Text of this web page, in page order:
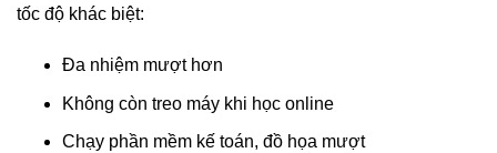
tốc độ khác biệt:
Đa nhiệm mượt hơn
Không còn treo máy khi học online
Chạy phần mềm kế toán, đồ họa mượt